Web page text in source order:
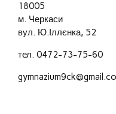
18005
м. Черкаси
вул. Ю.Іллєнка, 52
тел. 0472-73-75-60